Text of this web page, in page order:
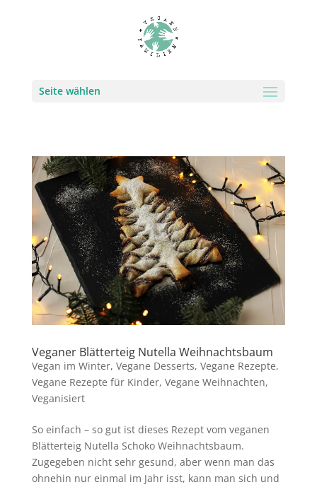
Seite wählen
Veganer Blätterteig Nutella Weihnachtsbaum
Vegan im Winter, Vegane Desserts, Vegane Rezepte,
Vegane Rezepte für Kinder, Vegane Weihnachten,
Veganisiert
So einfach – so gut ist dieses Rezept vom veganen
Blätterteig Nutella Schoko Weihnachtsbaum.
Zugegeben nicht sehr gesund, aber wenn man das
ohnehin nur einmal im Jahr isst, kann man sich und